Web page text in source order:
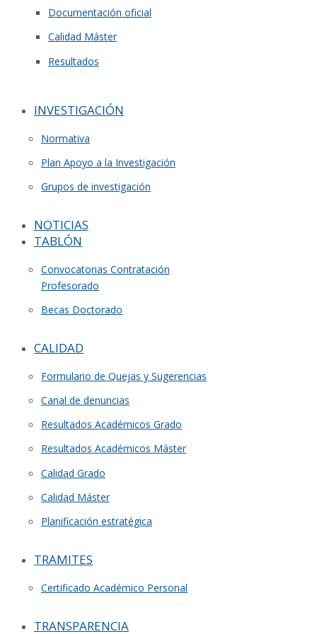
Documentación oficial
Calidad Máster
Resultados
INVESTIGACIÓN
Normativa
Plan Apoyo a la Investigación
Grupos de investigación
NOTICIAS
TABLÓN
Convocatorias Contratación
Profesorado
Becas Doctorado
CALIDAD
Formulario de Quejas y Sugerencias
Canal de denuncias
Resultados Académicos Grado
Resultados Académicos Máster
Calidad Grado
Calidad Máster
Planificación estratégica
TRAMITES
Certificado Académico Personal
TRANSPARENCIA